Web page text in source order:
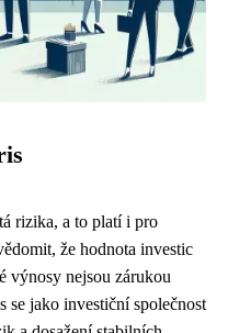
rizika, a to platí i pro
že hodnota investic
výnosy nejsou zárukou
jako investiční společnost